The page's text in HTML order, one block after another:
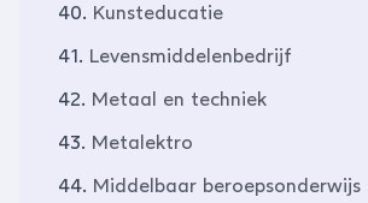
40. Kunsteducatie
41. Levensmiddelenbedrijf
42. Metaal en techniek
43. Metalektro
44. Middelbaar beroepsonderwijs